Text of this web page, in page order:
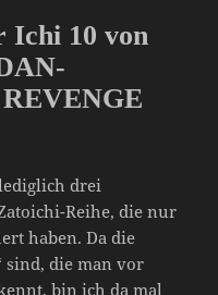
Ichi 10 von
drei
Reihe, die nur
haben. Da die
sind, die man vor
bin ich da mal